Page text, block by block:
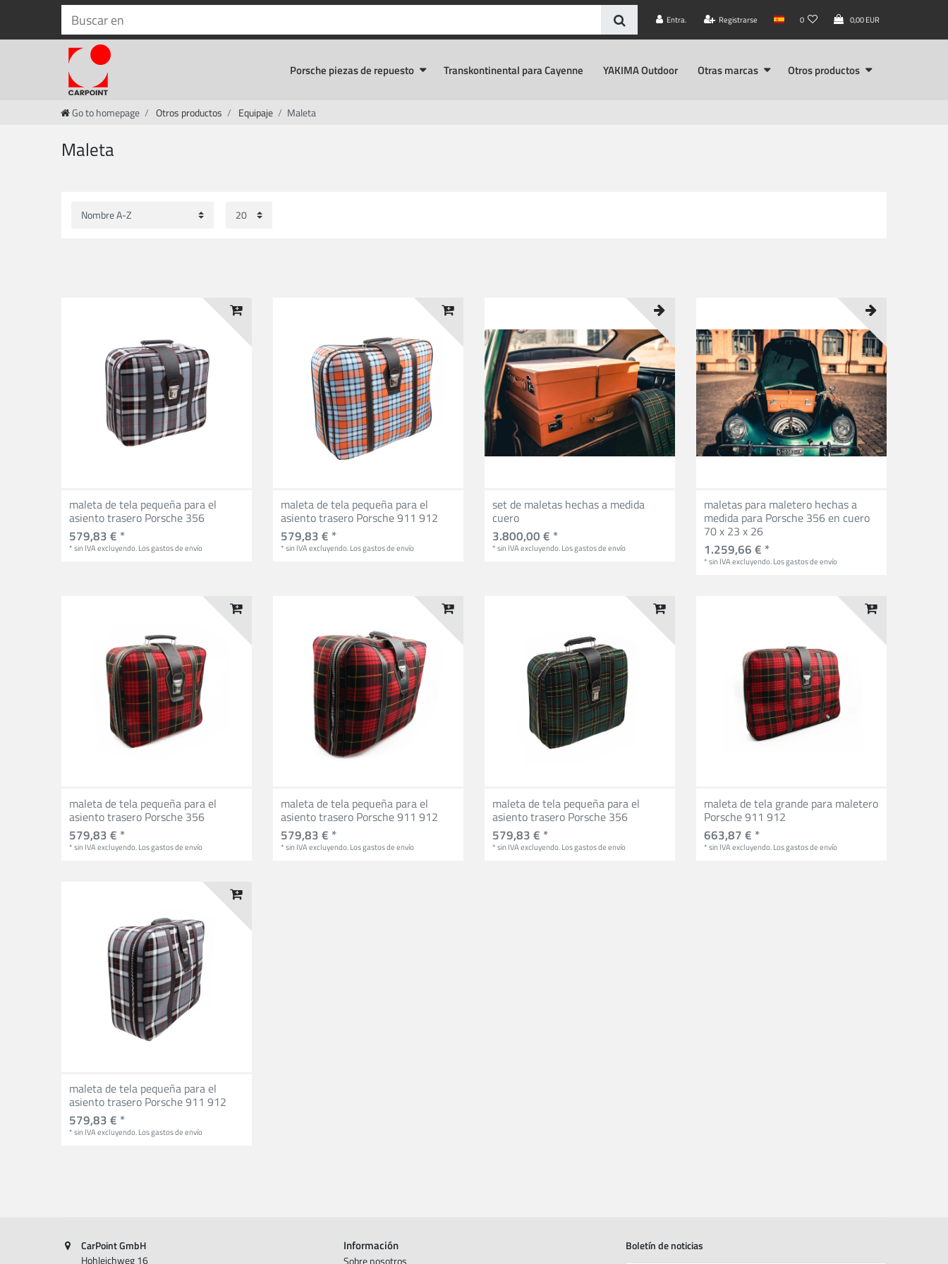
Entra. Registrarse 0 0,00 EUR
Porsche piezas de repuesto Transkontinental para Cayenne YAKIMA Outdoor Otras marcas Otros productos
Go to homepage Otros productos Equipaje Maleta
Maleta
maleta de tela pequeña para el
asiento trasero Porsche 356
579,83 € *
*sin IVAexcluyendo.Los gastos de envío
maleta de tela pequeña para el
asiento trasero Porsche 911 912
579,83 € *
*sin IVAexcluyendo.Los gastos de envío
set de maletas hechas a medida
cuero
3.800,00 € *
*sin IVAexcluyendo.Los gastos de envío
maletas para maletero hechas a
medida para Porsche 356 en cuero
70 x 23 x 26
1.259,66 € *
*sin IVAexcluyendo.Los gastos de envío
maleta de tela pequeña para el
asiento trasero Porsche 356
579,83 € *
*sin IVAexcluyendo.Los gastos de envío
maleta de tela pequeña para el
asiento trasero Porsche 911 912
579,83 € *
*sin IVAexcluyendo.Los gastos de envío
maleta de tela pequeña para el
asiento trasero Porsche 356
579,83 € *
*sin IVAexcluyendo.Los gastos de envío
maleta de tela grande para maletero
Porsche 911 912
663,87 € *
*sin IVAexcluyendo.Los gastos de envío
maleta de tela pequeña para el
asiento trasero Porsche 911 912
579,83 € *
*sin IVAexcluyendo.Los gastos de envío
CarPoint GmbH
Hohleichweg 16
Información
Sobre nosotros
Boletín de noticias